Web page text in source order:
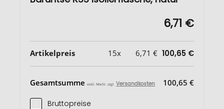
6,71 €
Artikelpreis 15x 6,71 € 100,65 €
Gesamtsumme exkl. MwSt. zzgl. Versandkosten 100,65 €
Bruttopreise